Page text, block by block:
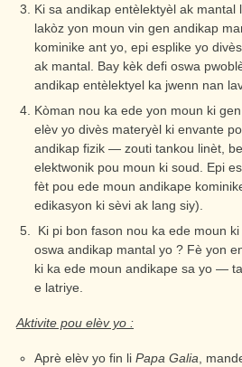
Ki sa andikap entèlektyèl ak mantal
lakòz yon moun vin gen andikap
kominike ant yo, epi esplike yo
ak mantal. Bay kèk defi oswa
andikap entèlektyel ka jwenn nan
Kòman nou ka ede yon moun ki
elèv yo divès materyèl ki envante
andikap fizik — zouti tankou linèt,
elektwonik pou moun ki soud. Epi
fèt pou ede moun andikape
edikasyon ki sèvi ak lang siy).
Ki pi bon fason nou ka ede moun
oswa andikap mantal yo ? Fè yon
ki ka ede moun andikape sa yo —
e latriye.
Aktivite pou elèv yo :
Aprè elèv yo fin li Papa Galia,